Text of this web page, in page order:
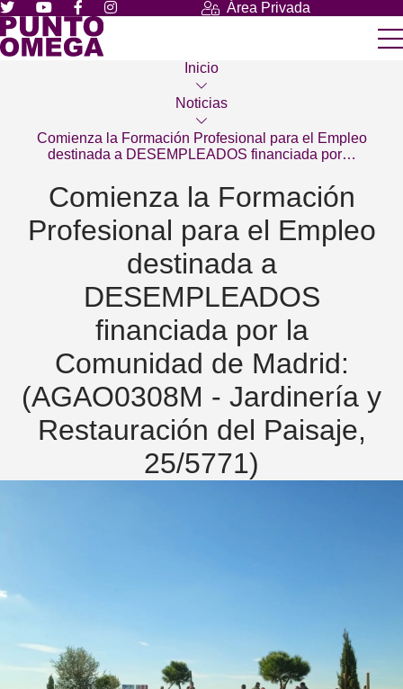
Área Privada
Inicio
Noticias
Comienza la Formación Profesional para el Empleo
destinada a DESEMPLEADOS financiada por…
Comienza la Formación
Profesional para el Empleo
destinada a
DESEMPLEADOS
financiada por la
Comunidad de Madrid:
(AGAO0308M - Jardinería y
Restauración del Paisaje,
25/5771)